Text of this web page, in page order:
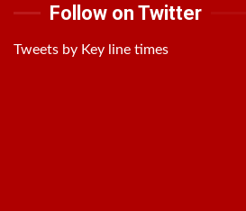
Follow on Twitter
Tweets by Key line times